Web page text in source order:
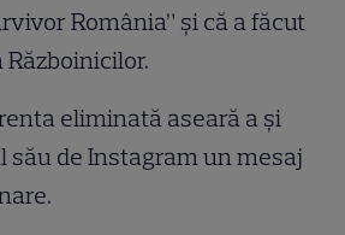
România” și că a făcut
eliminată aseară a și
său de Instagram un mesaj